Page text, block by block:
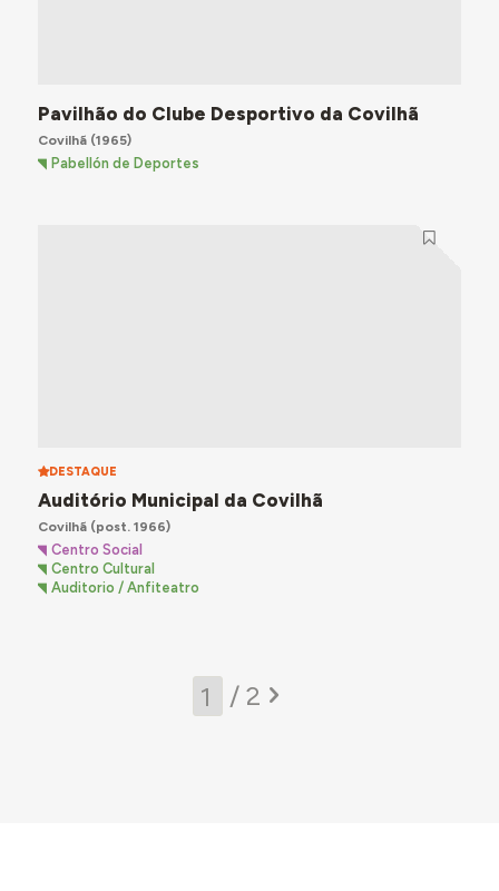
Pavilhão do Clube Desportivo da Covilhã
Covilhã(1965)
Pabellón de Deportes
DESTAQUE
Auditório Municipal da Covilhã
Covilhã(post. 1966)
Centro Social
Centro Cultural
Auditorio / Anfiteatro
/ 2